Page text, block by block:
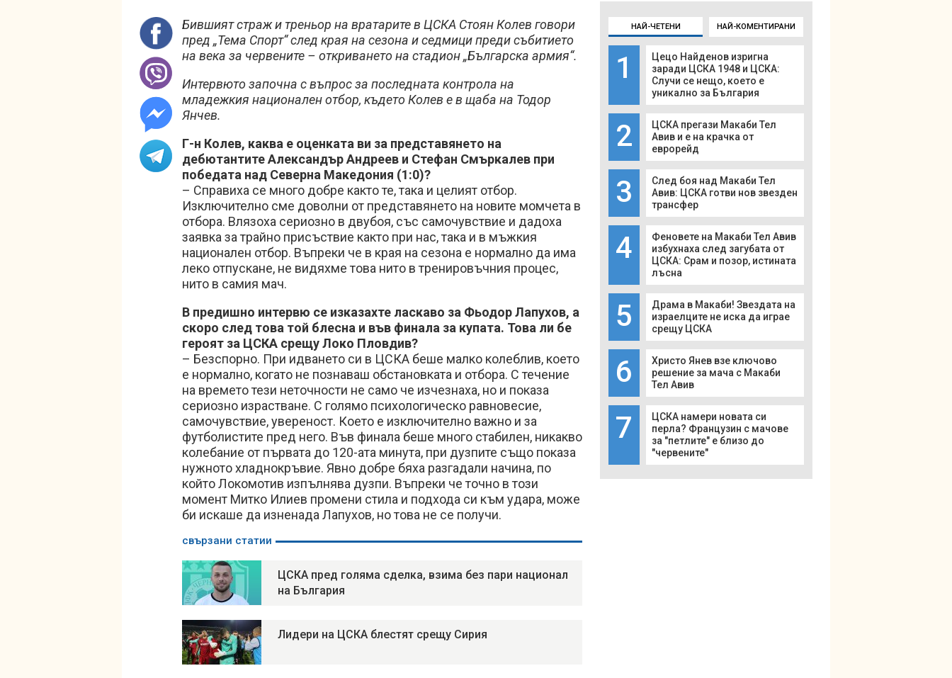
Бившият страж и треньор на вратарите в ЦСКА Стоян Колев говори
пред „Тема Спорт“ след края на сезона и седмици преди събитието
на века за червените – откриването на стадион „Българска армия“.
Интервюто започна с въпрос за последната контрола на
младежкия национален отбор, където Колев е в щаба на Тодор
Янчев.
Г-н Колев, каква е оценката ви за представянето на
дебютантите Александър Андреев и Стефан Смъркалев при
победата над Северна Македония (1:0)?
– Справиха се много добре както те, така и целият отбор.
Изключително сме доволни от представянето на новите момчета в
отбора. Влязоха сериозно в двубоя, със самочувствие и дадоха
заявка за трайно присъствие както при нас, така и в мъжкия
национален отбор. Въпреки че в края на сезона е нормално да има
леко отпускане, не видяхме това нито в тренировъчния процес,
нито в самия мач.
В предишно интервю се изказахте ласкаво за Фьодор Лапухов, а
скоро след това той блесна и във финала за купата. Това ли бе
героят за ЦСКА срещу Локо Пловдив?
– Безспорно. При идването си в ЦСКА беше малко колеблив, което
е нормално, когато не познаваш обстановката и отбора. С течение
на времето тези неточности не само че изчезнаха, но и показа
сериозно израстване. С голямо психологическо равновесие,
самочувствие, увереност. Което е изключително важно и за
футболистите пред него. Във финала беше много стабилен, никакво
колебание от първата до 120-ата минута, при дузпите също показа
нужното хладнокръвие. Явно добре бяха разгадали начина, по
който Локомотив изпълнява дузпи. Въпреки че точно в този
момент Митко Илиев промени стила и подхода си към удара, може
би искаше да изненада Лапухов, но това не се получи.
свързани статии
ЦСКА пред голяма сделка, взима без пари национал
на България
Лидери на ЦСКА блестят срещу Сирия
НАЙ-ЧЕТЕНИ НАЙ-КОМЕНТИРАНИ
1
Цецо Найденов изригна
заради ЦСКА 1948 и ЦСКА:
Случи се нещо, което е
уникално за България
2
ЦСКА прегази Макаби Тел
Авив и е на крачка от
еврорейд
3
След боя над Макаби Тел
Авив: ЦСКА готви нов звезден
трансфер
4
Феновете на Макаби Тел Авив
избухнаха след загубата от
ЦСКА: Срам и позор, истината
лъсна
5
Драма в Макаби! Звездата на
израелците не иска да играе
срещу ЦСКА
6
Христо Янев взе ключово
решение за мача с Макаби
Тел Авив
7
ЦСКА намери новата си
перла? Французин с мачове
за "петлите" е близо до
"червените"